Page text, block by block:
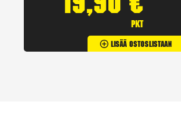
19,90 €
pkt
Lisää Ostoslistaan